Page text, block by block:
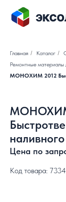
Главная / Каталог /
Ремонтные материалы
МОНОХИМ 2012
Цена по
Код товара: